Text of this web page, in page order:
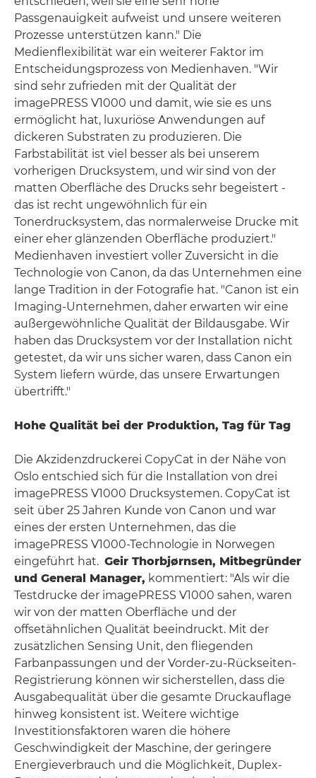
Passgenauigkeit aufweist und unsere weiteren
Prozesse unterstützen kann." Die
Medienflexibilität war ein weiterer Faktor im
Entscheidungsprozess von Medienhaven. "Wir
sind sehr zufrieden mit der Qualität der
imagePRESS V1000 und damit, wie sie es uns
ermöglicht hat, luxuriöse Anwendungen auf
dickeren Substraten zu produzieren. Die
Farbstabilität ist viel besser als bei unserem
vorherigen Drucksystem, und wir sind von der
matten Oberfläche des Drucks sehr begeistert -
das ist recht ungewöhnlich für ein
Tonerdrucksystem, das normalerweise Drucke mit
einer eher glänzenden Oberfläche produziert."
Medienhaven investiert voller Zuversicht in die
Technologie von Canon, da das Unternehmen eine
lange Tradition in der Fotografie hat. "Canon ist ein
Imaging-Unternehmen, daher erwarten wir eine
außergewöhnliche Qualität der Bildausgabe. Wir
haben das Drucksystem vor der Installation nicht
getestet, da wir uns sicher waren, dass Canon ein
System liefern würde, das unsere Erwartungen
übertrifft."
Hohe Qualität bei der Produktion, Tag für Tag
Die Akzidenzdruckerei CopyCat in der Nähe von
Oslo entschied sich für die Installation von drei
imagePRESS V1000 Drucksystemen. CopyCat ist
seit über 25 Jahren Kunde von Canon und war
eines der ersten Unternehmen, das die
imagePRESS V1000-Technologie in Norwegen
eingeführt hat. Geir Thorbjørnsen, Mitbegründer
und General Manager, kommentiert: "Als wir die
Testdrucke der imagePRESS V1000 sahen, waren
wir von der matten Oberfläche und der
offsetähnlichen Qualität beeindruckt. Mit der
zusätzlichen Sensing Unit, den fliegenden
Farbanpassungen und der Vorder-zu-Rückseiten-
Registrierung können wir sicherstellen, dass die
Ausgabequalität über die gesamte Druckauflage
hinweg konsistent ist. Weitere wichtige
Investitionsfaktoren waren die höhere
Geschwindigkeit der Maschine, der geringere
Energieverbrauch und die Möglichkeit, Duplex-